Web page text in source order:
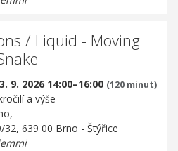
/ Liquid - Moving
9. 2026 14:00–16:00 (120 minut)
a výše
32, 639 00 Brno - Štýřice